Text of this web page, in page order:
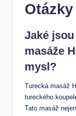
Jaké
masáže
⁤mysl?
Turecká masáž
tureckého
Tato⁣ masáž